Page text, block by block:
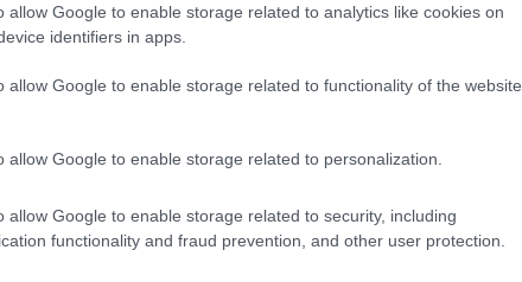
allow Google to enable storage related to analytics like cookies on
identifiers in apps.
allow Google to enable storage related to functionality of the website
allow Google to enable storage related to personalization.
allow Google to enable storage related to security, including
functionality and fraud prevention, and other user protection.
priedomie, kde máte chuť si
Možno by sme zvolili vstupné dvere
je fajn. Zaujímavé by boli dvere
tmavosivé a kovové so všetkým, čo ku
a technickými detailmi. Ale to nič,
vyvažujú. (autor: Ing. arch. Peter C.